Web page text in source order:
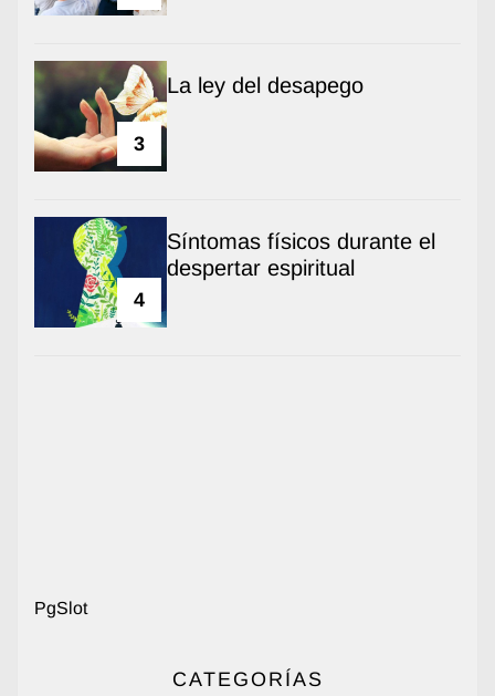
3
La ley del desapego
4
Síntomas físicos durante el
despertar espiritual
PgSlot
CATEGORÍAS